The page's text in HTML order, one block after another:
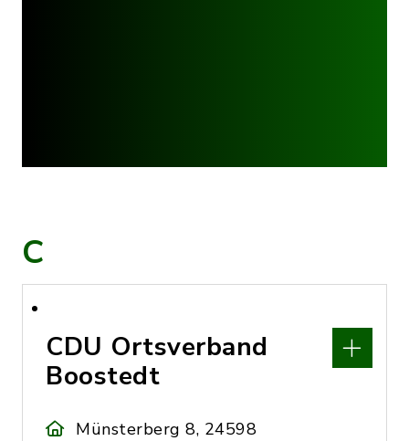
C
CDU Ortsverband
Boostedt
Münsterberg 8, 24598